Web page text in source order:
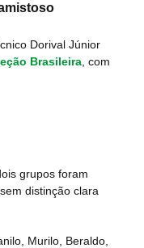
Dorival Júnior
Brasileira , com
grupos foram
distinção clara
Murilo, Beraldo,